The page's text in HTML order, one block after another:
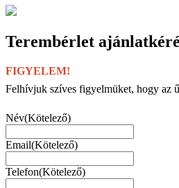
Terembérlet
FIGYELEM!
Felhívjuk szíves figyelmüket, hogy az
Név(Kötelező)
Email(Kötelező)
Telefon(Kötelező)